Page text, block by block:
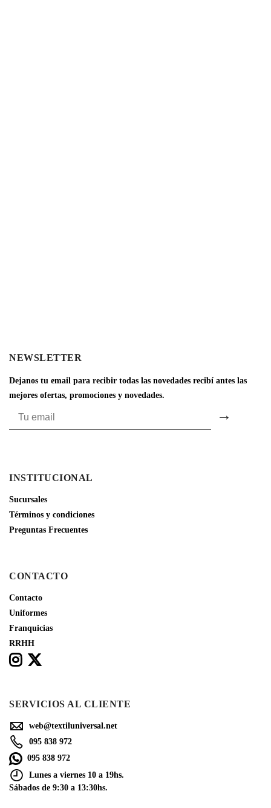
NEWSLETTER
Dejanos tu email para recibir todas las novedades recibí antes las
mejores ofertas, promociones y novedades.
INSTITUCIONAL
Sucursales
Términos y condiciones
Preguntas Frecuentes
CONTACTO
Contacto
Uniformes
Franquicias
RRHH
SERVICIOS AL CLIENTE
web@textiluniversal.net
095 838 972
095 838 972
Lunes a viernes 10 a 19hs.
Sábados de 9:30 a 13:30hs.